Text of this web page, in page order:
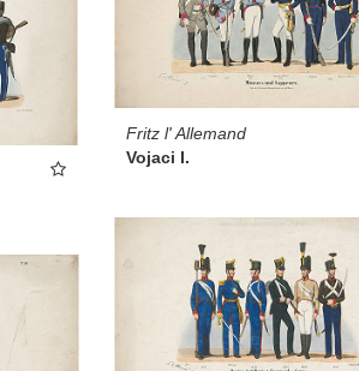
Fritz l' Allemand
Vojaci I.